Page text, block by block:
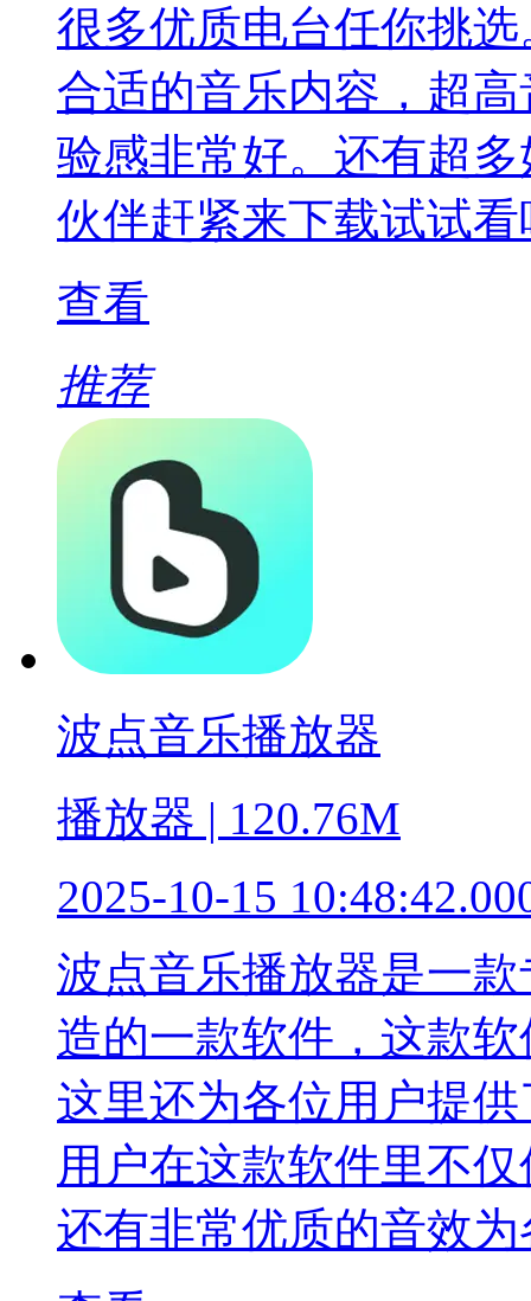
很多优质电台任你挑
合适的音乐内容，超
验感非常好。还有超
伙伴赶紧来下载试试看
查看
推荐
波点音乐播放器
播放器 | 120.76M
2025-10-15
波点音乐播放器是一
造的一款软件，这款
这里还为各位用户提
用户在这款软件里不
还有非常优质的音效